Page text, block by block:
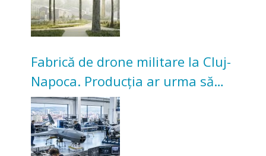
Fabrică de drone militare la Cluj-
Napoca. Producția ar urma să
înceapă în toamna acestui an